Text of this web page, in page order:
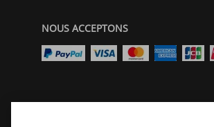
NOUS ACCEPTONS